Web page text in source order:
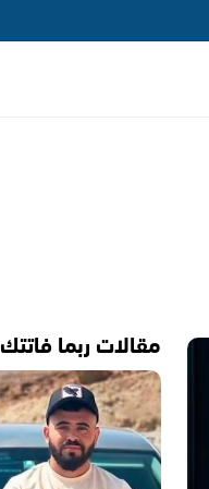
مقالات ربما فاتتك